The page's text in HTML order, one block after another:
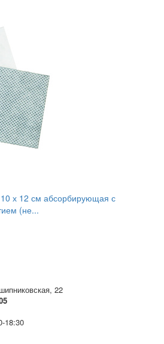
х 12 см абсорбирующая с
(не...
22
18:30